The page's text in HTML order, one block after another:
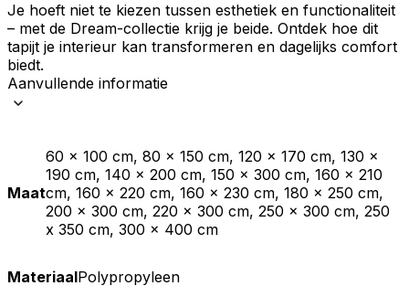
Je hoeft niet te kiezen tussen esthetiek en functionaliteit
– met de Dream-collectie krijg je beide. Ontdek hoe dit
tapijt je interieur kan transformeren en dagelijks comfort
biedt.
Aanvullende informatie
Maat
60 x 100 cm, 80 x 150 cm, 120 x 170 cm, 130 x
190 cm, 140 x 200 cm, 150 x 300 cm, 160 x 210
cm, 160 x 220 cm, 160 x 230 cm, 180 x 250 cm,
200 x 300 cm, 220 x 300 cm, 250 x 300 cm, 250
x 350 cm, 300 x 400 cm
MateriaalPolypropyleen